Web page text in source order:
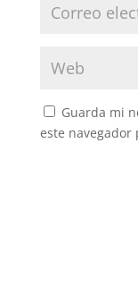
Guarda mi
este navegador